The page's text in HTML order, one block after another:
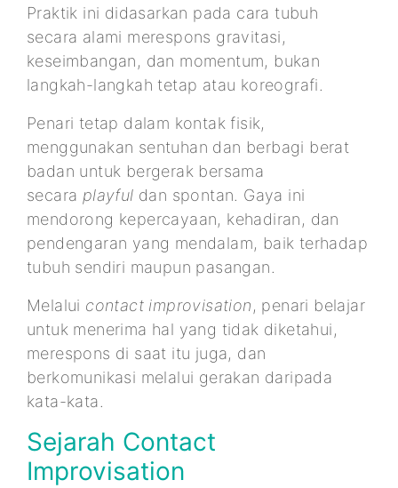
Praktik ini didasarkan pada cara tubuh
secara alami merespons gravitasi,
keseimbangan, dan momentum, bukan
langkah-langkah tetap atau koreografi.
Penari tetap dalam kontak fisik,
menggunakan sentuhan dan berbagi berat
badan untuk bergerak bersama
secara playful dan spontan. Gaya ini
mendorong kepercayaan, kehadiran, dan
pendengaran yang mendalam, baik terhadap
tubuh sendiri maupun pasangan.
Melalui contact improvisation, penari belajar
untuk menerima hal yang tidak diketahui,
merespons di saat itu juga, dan
berkomunikasi melalui gerakan daripada
kata-kata.
Sejarah Contact
Improvisation